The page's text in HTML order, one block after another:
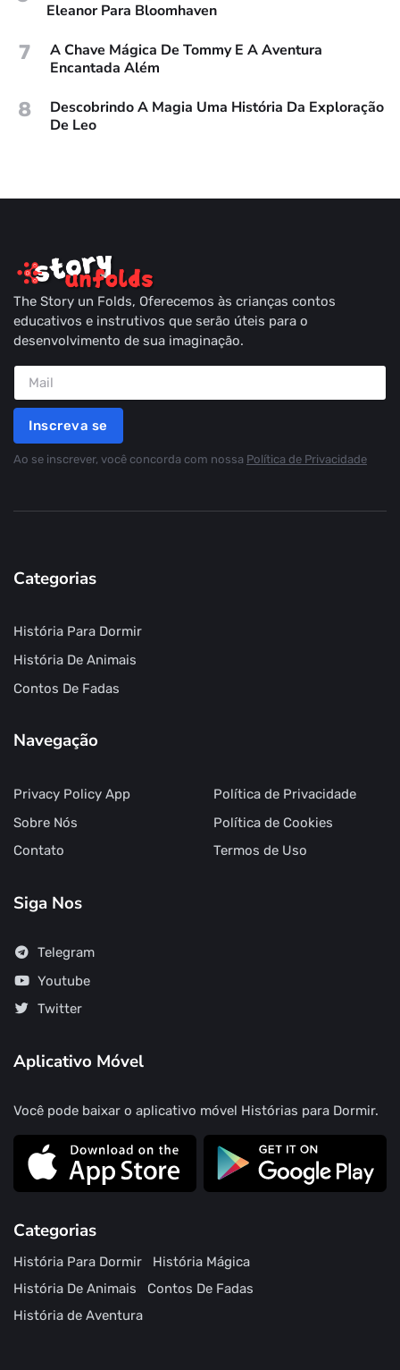
Eleanor Para Bloomhaven
7
A Chave Mágica De Tommy E A Aventura
Encantada Além
8
Descobrindo A Magia Uma História Da Exploração
De Leo
The Story un Folds, Oferecemos às crianças contos
educativos e instrutivos que serão úteis para o
desenvolvimento de sua imaginação.
Inscreva se
Ao se inscrever, você concorda com nossa Política de Privacidade
Categorias
História Para Dormir
História De Animais
Contos De Fadas
Navegação
Privacy Policy App
Sobre Nós
Contato
Política de Privacidade
Política de Cookies
Termos de Uso
Siga Nos
Telegram
Youtube
Twitter
Aplicativo Móvel
Você pode baixar o aplicativo móvel Histórias para Dormir.
Categorias
História Para Dormir
História Mágica
História De Animais
Contos De Fadas
História de Aventura